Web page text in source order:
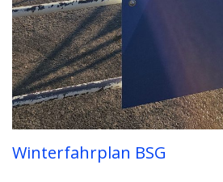
Winterfahrplan BSG